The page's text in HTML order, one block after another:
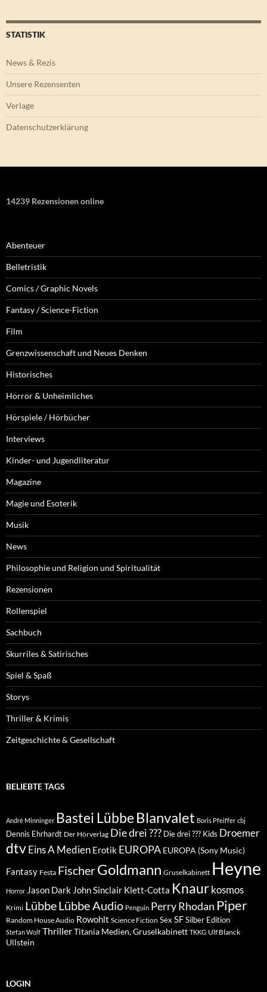
STATISTIK
News & Rezis
Unsere Rezensenten
Verlage
Datenschutzerklärung
14239 Rezensionen online
Abenteuer
Belletristik
Comics / Graphic Novels
Fantasy / Science-Fiction
Film
Grenzwissenschaft und Neues Denken
Historisches
Horror & Unheimliches
Hörspiele / Hörbücher
Interviews
Kinder- und Jugendliteratur
Magazine
Magie und Esoterik
Musik
News
Philosophie und Religion und Spiritualität
Rezensionen
Rollenspiel
Sachbuch
Skurriles & Satirisches
Spiel & Spaß
Storys
Thriller & Krimis
Zeitgeschichte & Gesellschaft
BELIEBTE TAGS
André Minninger Bastei Lübbe Blanvalet Boris Pfeiffer cbj
Dennis Ehrhardt Der Hörverlag Die drei ??? Die drei ??? Kids Droemer
dtvEins A Medien Erotik EUROPA EUROPA (Sony Music)
Fantasy Festa FischerGoldmann Gruselkabinett Heyne
Horror Jason Dark John Sinclair Klett-Cotta Knaur kosmos
Krimi LübbeLübbe Audio Penguin Perry Rhodan Piper
Random House Audio Rowohlt Science Fiction Sex SFSilber Edition
Stefan Wolf ThrillerTitania Medien, Gruselkabinett TKKG Ulf Blanck
Ullstein
LOGIN